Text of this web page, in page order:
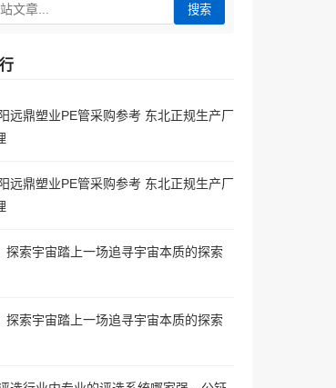
搜索
远鼎塑业PE管采购参考 东北正规生产厂
远鼎塑业PE管采购参考 东北正规生产厂
探索宇宙踏上一场追寻宇宙本质的探索
探索宇宙踏上一场追寻宇宙本质的探索